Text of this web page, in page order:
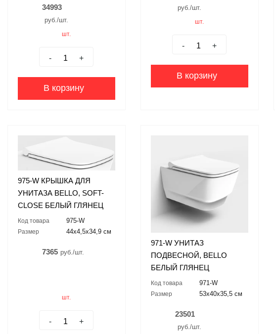
34993
руб./шт.
шт.
- +
В корзину
руб./шт.
шт.
- +
В корзину
975-W КРЫШКА ДЛЯ
УНИТАЗА BELLO, SOFT-
CLOSE БЕЛЫЙ ГЛЯНЕЦ
Код товара 975-W
Размер 44x4,5x34,9 см
7365 руб./шт.
шт.
- +
971-W УНИТАЗ
ПОДВЕСНОЙ, BELLO
БЕЛЫЙ ГЛЯНЕЦ
Код товара 971-W
Размер 53x40x35,5 см
23501
руб./шт.